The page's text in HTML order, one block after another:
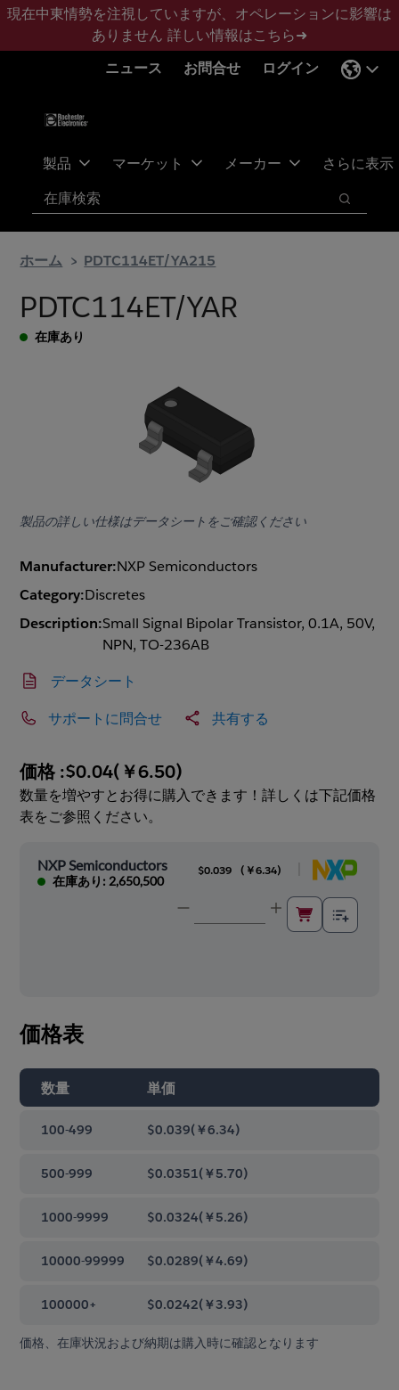
メ
ン
フ
タ
現在中東情勢を注視していますが、オペレーションに影響は
ありません 詳しい情報はこちら➜
ニュース
お問合せ ログイン
製品 マーケット メーカー さらに表示
検索
検索
ホーム PDTC114ET/YA215
PDTC114ET/YAR
在庫あり
製品の詳しい仕様はデータシートをご確認ください
Manufacturer:NXP Semiconductors
Category:Discretes
Description:Small Signal Bipolar Transistor, 0.1A, 50V,
NPN, TO-236AB
データシート
サポートに問合せ 共有する
価格 :$0.04(￥6.50)
数量を増やすとお得に購入できます！詳しくは下記価格
表をご参照ください。
NXP Semiconductors
在庫あり: 2,650,500
$0.039 ( ￥6.34)
価格表
数量 単価
100-499 $0.039(￥6.34)
500-999 $0.0351(￥5.70)
1000-9999 $0.0324(￥5.26)
10000-99999 $0.0289(￥4.69)
100000+ $0.0242(￥3.93)
価格、在庫状況および納期は購入時に確認となります